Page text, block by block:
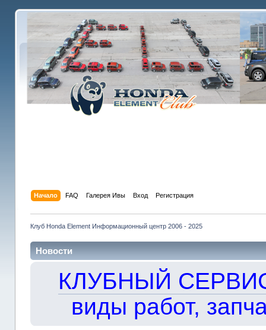
Начало FAQ Галерея Ивы Вход Регистрация
Клуб Honda Element Информационный центр 2006 - 2025
Новости
КЛУБНЫЙ
виды работ,